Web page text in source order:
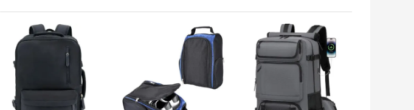
ベストプライス ベストプライス